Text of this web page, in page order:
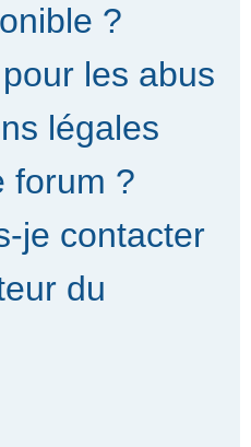
?
les abus
légales
forum ?
je contacter
du